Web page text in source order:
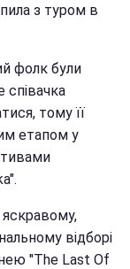
з туром в
фолк були
співачка
тому її
етапом у
яскравому,
відборі
"The Last Of